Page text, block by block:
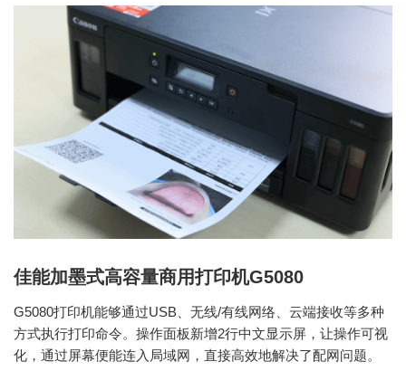
佳能加墨式高容量商用打印机G5080
G5080打印机能够通过USB、无线/有线网络、云端接收等多种
方式执行打印命令。操作面板新增2行中文显示屏，让操作可视
化，通过屏幕便能连入局域网，直接高效地解决了配网问题。